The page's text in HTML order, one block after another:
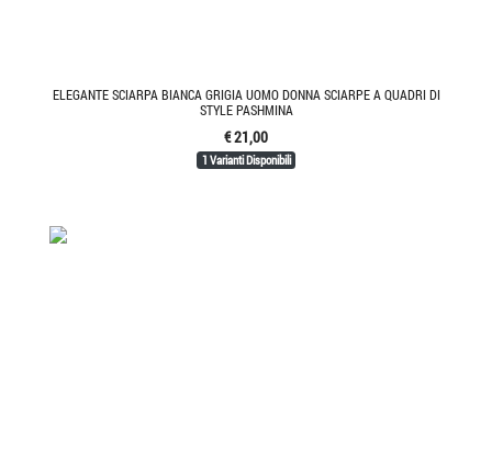
ELEGANTE SCIARPA BIANCA GRIGIA UOMO DONNA SCIARPE A QUADRI DI
STYLE PASHMINA
€ 21,00
1 Varianti Disponibili